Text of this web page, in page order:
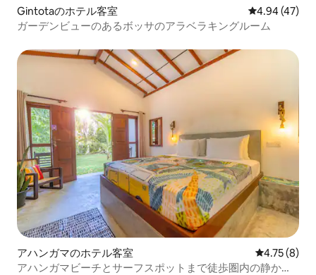
Gintotaのホテル客室 レビュー47
4.94 (47)
ガーデンビューのあるボッサのアラベラキングルーム
アハンガマのホテル客室 レビュー8
4.75 (8)
アハンガマビーチとサーフスポットまで徒歩圏内の静かな